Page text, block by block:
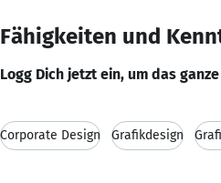
Fähigkeiten und
Logg Dich jetzt ein, um das
Corporate Design Grafikdesign